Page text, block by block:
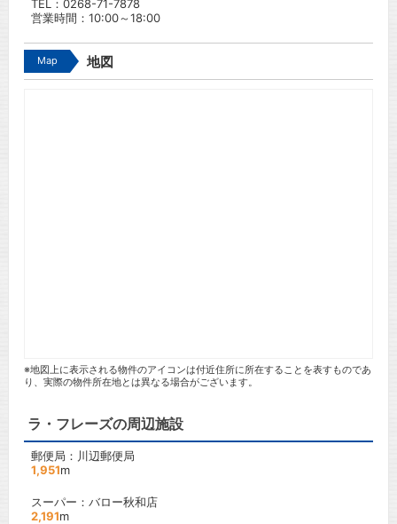
TEL： 0268-71-7878
営業時間：10:00～18:00
Map 地図
※地図上に表示される物件のアイコンは付近住所に所在することを表すものであ
り、実際の物件所在地とは異なる場合がございます。
ラ・フレーズの周辺施設
郵便局：川辺郵便局
1,951m
スーパー：バロー秋和店
2,191m